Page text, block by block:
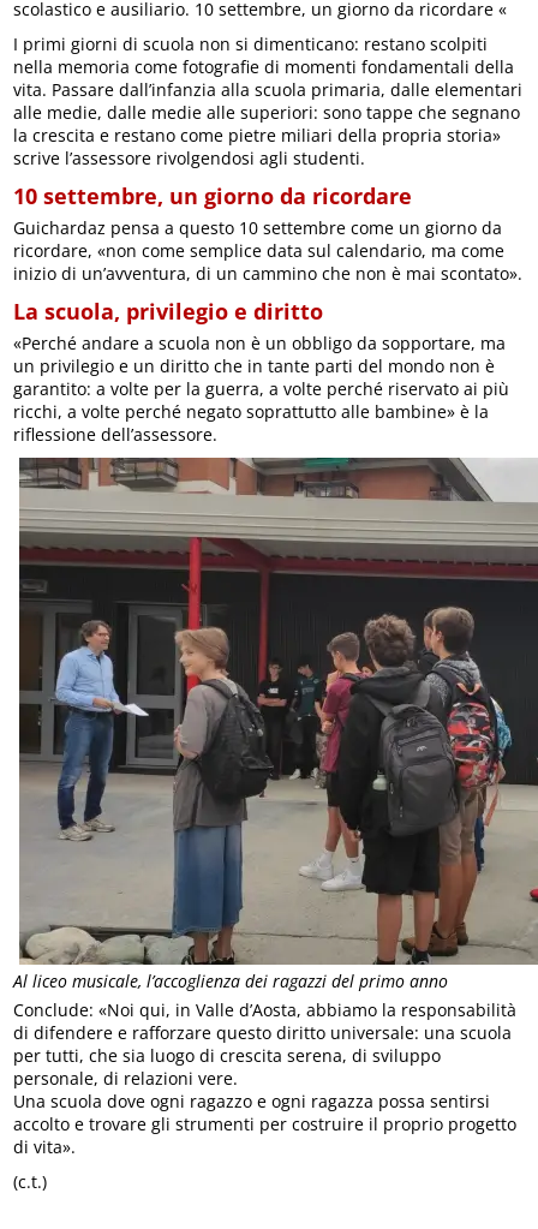
scolastico e ausiliario. 10 settembre, un giorno da ricordare «
I primi giorni di scuola non si dimenticano: restano scolpiti
nella memoria come fotografie di momenti fondamentali della
vita. Passare dall’infanzia alla scuola primaria, dalle elementari
alle medie, dalle medie alle superiori: sono tappe che segnano
la crescita e restano come pietre miliari della propria storia»
scrive l’assessore rivolgendosi agli studenti.
10 settembre, un giorno da ricordare
Guichardaz pensa a questo 10 settembre come un giorno da
ricordare, «non come semplice data sul calendario, ma come
inizio di un’avventura, di un cammino che non è mai scontato».
La scuola, privilegio e diritto
«Perché andare a scuola non è un obbligo da sopportare, ma
un privilegio e un diritto che in tante parti del mondo non è
garantito: a volte per la guerra, a volte perché riservato ai più
ricchi, a volte perché negato soprattutto alle bambine» è la
riflessione dell’assessore.
Al liceo musicale, l’accoglienza dei ragazzi del primo anno
Conclude: «Noi qui, in Valle d’Aosta, abbiamo la responsabilità
di difendere e rafforzare questo diritto universale: una scuola
per tutti, che sia luogo di crescita serena, di sviluppo
personale, di relazioni vere.
Una scuola dove ogni ragazzo e ogni ragazza possa sentirsi
accolto e trovare gli strumenti per costruire il proprio progetto
di vita».
(c.t.)